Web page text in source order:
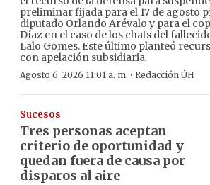
preliminar fijada para el 17 de agosto
diputado Orlando Arévalo y para el
Díaz en el caso de los chats del
Lalo Gomes. Este último planteó
con apelación subsidiaria.
Agosto 6, 2026 11:01 a. m. · Redacción ÚH
Sucesos
Tres personas aceptan
criterio de oportunidad y
quedan fuera de causa por
disparos al aire